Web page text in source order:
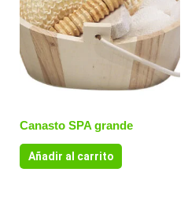
Canasto SPA grande
Añadir al carrito